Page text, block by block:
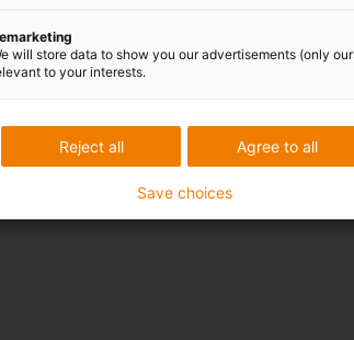
will store data to show you our advertisements (only
to your interests.
Agree to all
Reject all
Save choices